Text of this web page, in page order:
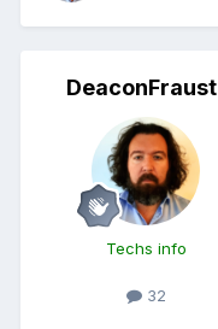
DeaconFraust
Techs info
32